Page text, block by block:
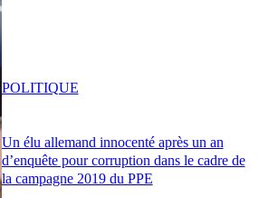
Un élu allemand innocenté après un an
d’enquête pour corruption dans le cadre de
la campagne 2019 du PPE
POLITIQUE